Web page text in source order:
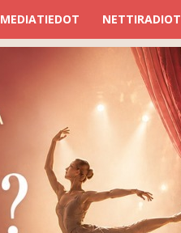
MEDIATIEDOT NETTIRADIOT